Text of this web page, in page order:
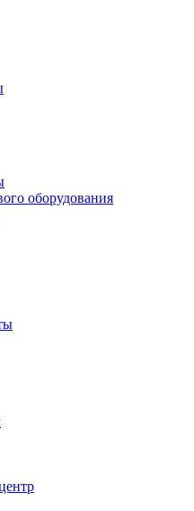
оборудования